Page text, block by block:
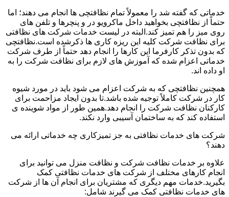
خدماتی که گفته شد را معمولاً تمام نظافتچی ها انجام می دهند؛ اما
حتماً از نظافتچی بخواهید داخل ماکرویو در و پنچرها و تلفن های
روی میز را هم تمیز کند.البته در لیست خدمات شرکت های نظافتی
برای نظافت شرکت کلیه این ریزه کاری ها ذکرشده است.نظافتچی
که بدون تذکر کارفرما این کارها را انجام دهد حتماً از طرف شرکت
خدماتی اعزام شده که آموزش های لازم برای نظافت شرکت را به
او داده اند.
همچنین نظافتچی که به شرکت اعزام می شود باید در مورد شیوه
کار در شرکت کاملاً توجیه شده باشد.تا بدون ایجاد مزاحمت برای
کارکنان نظافت شرکت را انجام دهد.همین طور از مواد شوینده ی
استفاده کند که به ساختمان آسیبی وارد نکند.
شرکت های خدمات نظافتی به جز تمیزکاری چه خدماتی ارائه می
دهند؟
علاوه بر خدمات نظافت شرکت و نظافت منزل می توانید برای
انجام کارهای مختلف از شرکت های خدمات نظافتی کمک
بگیرید.خدمات مهم دیگری که مشتریان برای انجام آن ها از شرکت
های خدمات نظافتی کمک می گیرند شامل: